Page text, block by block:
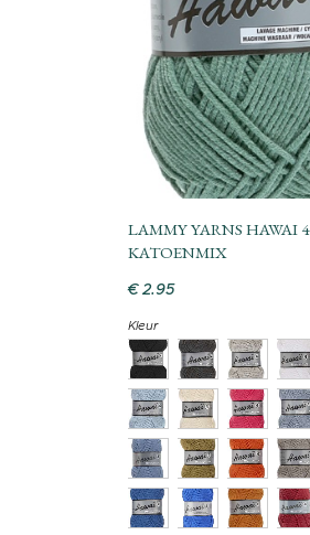
LAMMY YARNS HAWAI 4
KATOENMIX
€ 2.95
Kleur